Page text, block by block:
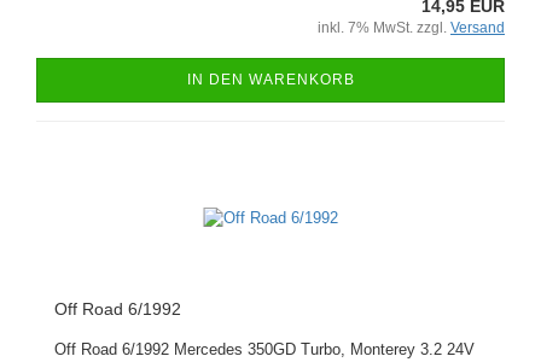
14,95 EUR
inkl. 7% MwSt. zzgl. Versand
IN DEN WARENKORB
Off Road 6/1992
Off Road 6/1992 Mercedes 350GD Turbo, Monterey 3.2 24V